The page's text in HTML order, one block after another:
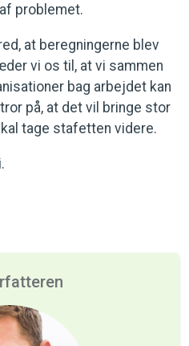
problemet.
at beregningerne blev
vi os til, at vi sammen
bag arbejdet kan
på, at det vil bringe stor
tage stafetten videre.